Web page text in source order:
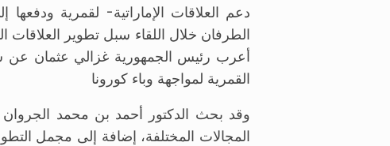
دعم العلاقات الإماراتية- لقمرية
الطرفان خلال اللقاء سبل تطوير
أعرب رئيس الجمهورية غزالي عثمان عن
القمرية لمواجهة وباء كورونا
وقد بحث الدكتور أحمد بن محمد الجروان
المجالات المختلفة، إضافة إلى مجمل